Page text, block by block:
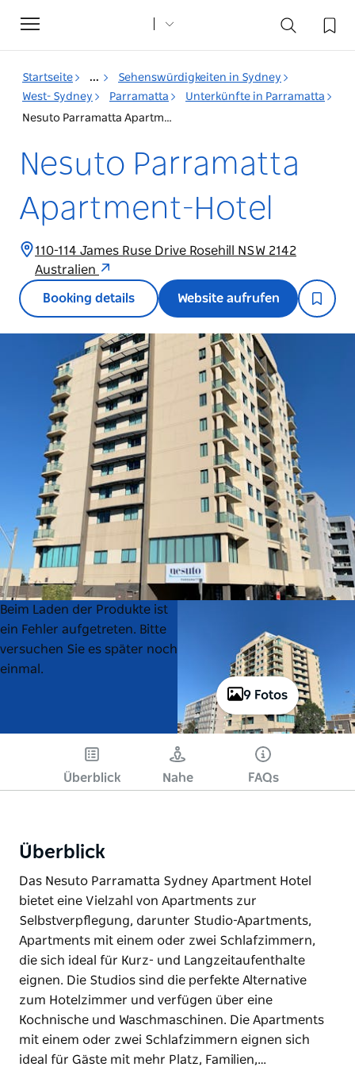
Toggle
navigation
Startseite ...
Sehenswürdigkeiten in Sydney
West- Sydney
Parramatta
Unterkünfte in Parramatta
Nesuto Parramatta Apartment-Hotel
Nesuto Parramatta
Apartment-Hotel
110-114 James Ruse Drive Rosehill NSW 2142
Australien
Booking details Website aufrufen
9 Fotos
Product
List
Product
List
Beim Laden der Produkte ist
ein Fehler aufgetreten. Bitte
versuchen Sie es später noch
einmal.
Überblick Nahe FAQs
Überblick
Das Nesuto Parramatta Sydney Apartment Hotel
bietet eine Vielzahl von Apartments zur
Selbstverpflegung, darunter Studio-Apartments,
Apartments mit einem oder zwei Schlafzimmern,
die sich ideal für Kurz- und Langzeitaufenthalte
eignen. Die Studios sind die perfekte Alternative
zum Hotelzimmer und verfügen über eine
Kochnische und Waschmaschinen. Die Apartments
mit einem oder zwei Schlafzimmern eignen sich
ideal für Gäste mit mehr Platz, Familien,…